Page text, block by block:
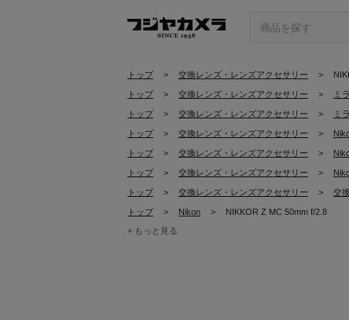
トップ > 交換レンズ・レンズアクセサリー >
トップ > 交換レンズ・レンズアクセサリー > ミ
トップ > 交換レンズ・レンズアクセサリー > ミ
トップ > 交換レンズ・レンズアクセサリー >
トップ > 交換レンズ・レンズアクセサリー >
トップ > 交換レンズ・レンズアクセサリー >
トップ > 交換レンズ・レンズアクセサリー > 交
トップ > Nikon >
NIKKOR Z MC 50mm f/2.8
+ もっと見る